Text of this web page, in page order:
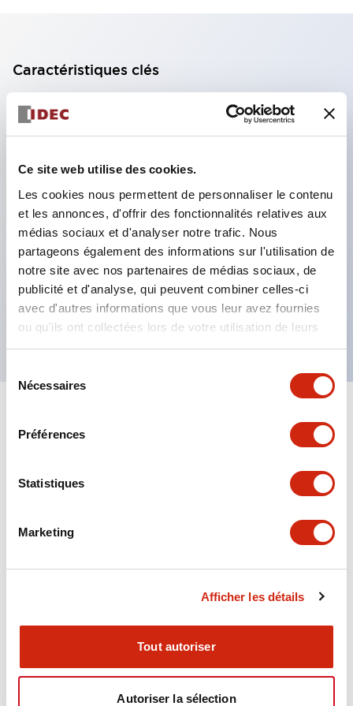
Ce site web utilise des cookies.
Les cookies nous permettent de personnaliser le contenu
et les annonces, d'offrir des fonctionnalités relatives aux
médias sociaux et d'analyser notre trafic. Nous
partageons également des informations sur l'utilisation de
notre site avec nos partenaires de médias sociaux, de
publicité et d'analyse, qui peuvent combiner celles-ci
avec d'autres informations que vous leur avez fournies
ou qu'ils ont collectées lors de votre utilisation de leurs
services.
Nécessaires
Préférences
Statistiques
Marketing
Afficher les détails
Tout autoriser
Autoriser la sélection
Caractéristiques clés
Bloc de contact à 2 étages avec 2 contacts,
permettant une configuration à 4 contacts
contact à 11 étages), 59,9 mm (*bloc de contact à
22 étages). Conception peu encombrante
possible.
Structure de sécurité de 3e génération :
déclenchement à 2 actions, garde intégrée,
structure de protection des doigts IP20.
Tout développer+
Functional Specifications
Mounting and Installation Specifications